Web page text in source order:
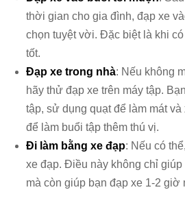
thời gian cho gia đình, đạp xe
chọn tuyệt vời. Đặc biệt là khi
tốt.
Đạp xe trong nhà: Nếu không
hãy thử đạp xe trên máy tập.
tập, sử dụng quạt để làm mát
để làm buổi tập thêm thú vị.
Đi làm bằng xe đạp: Nếu có
xe đạp. Điều này không chỉ
mà còn giúp bạn đạp xe 1-2 giờ